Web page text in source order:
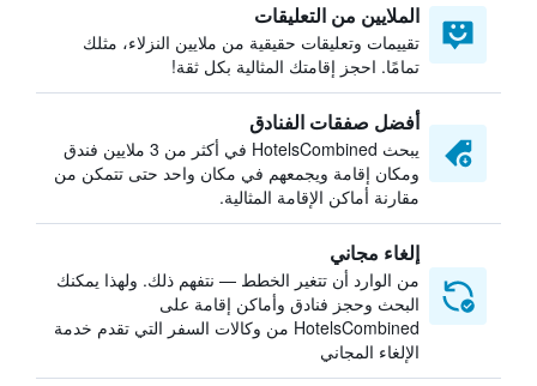
الملايين من التعليقات
تقييمات وتعليقات حقيقية من ملايين النزلاء، مثلك
تمامًا. احجز إقامتك المثالية بكل ثقة!
أفضل صفقات الفنادق
يبحث HotelsCombined في أكثر من 3 ملايين فندق
ومكان إقامة ويجمعهم في مكان واحد حتى تتمكن من
مقارنة أماكن الإقامة المثالية.
إلغاء مجاني
من الوارد أن تتغير الخطط — نتفهم ذلك. ولهذا يمكنك
البحث وحجز فنادق وأماكن إقامة على
HotelsCombined من وكالات السفر التي تقدم خدمة
الإلغاء المجاني